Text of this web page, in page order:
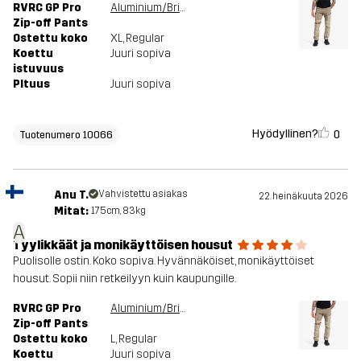
RVRC GP Pro
Zip-off Pants
Aluminium/Brindle
Ostettu koko XL, Regular
Koettu
istuvuus
Juuri sopiva
PItuus Juuri sopiva
Tuotenumero 10066 Hyödyllinen? 0
A
Anu T. Vahvistettu asiakas 22. heinäkuuta 2026
Mitat: 175cm, 83kg
Tyylikkäät ja monikäyttöisen housut
Puolisolle ostin. Koko sopiva. Hyvännäköiset, monikäyttöiset
housut. Sopii niin retkeilyyn kuin kaupungille.
RVRC GP Pro
Zip-off Pants
Aluminium/Brindle
Ostettu koko L, Regular
Koettu
Juuri sopiva